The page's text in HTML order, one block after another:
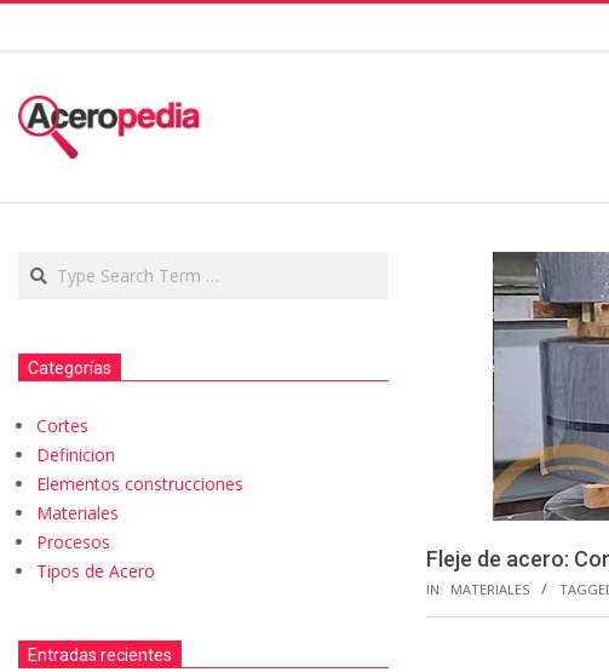
Fleje de acero:
IN: MATERIALES
Categorías
Cortes
Definicion
Elementos construcciones
Materiales
Procesos
Tipos de Acero
Entradas recientes